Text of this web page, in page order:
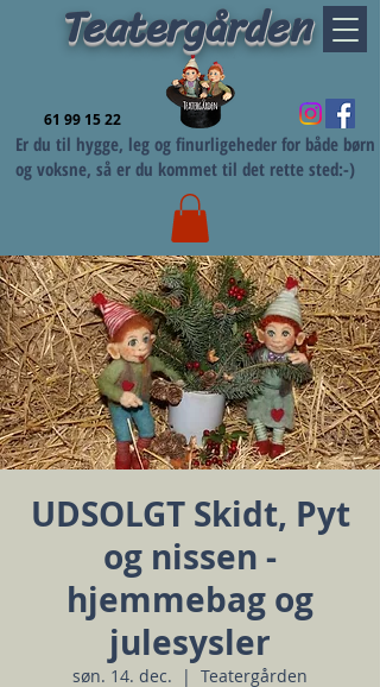
Teatergården
61 99 15 22
Er du til hygge, leg og finurligeheder for både børn
og voksne, så er du kommet til det rette sted:-)
UDSOLGT Skidt, Pyt
og nissen -
hjemmebag og
julesysler
søn. 14. dec.
  |
Teatergården